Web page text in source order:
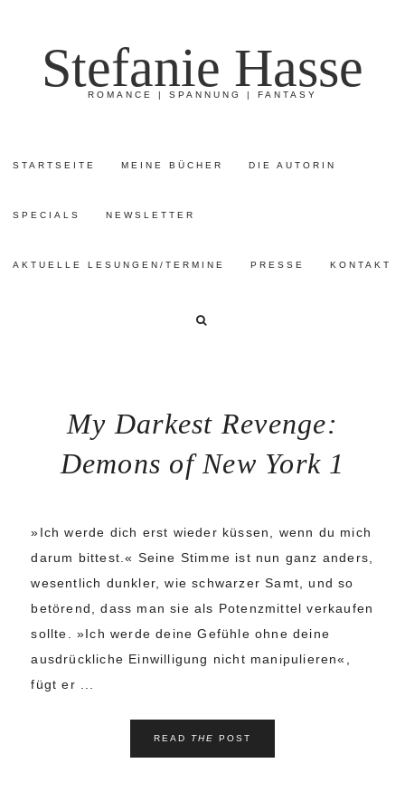
Stefanie Hasse
ROMANCE | SPANNUNG | FANTASY
STARTSEITE MEINE BÜCHER DIE AUTORIN
SPECIALS NEWSLETTER
AKTUELLE LESUNGEN/TERMINE PRESSE KONTAKT
My Darkest Revenge:
Demons of New York 1
»Ich werde dich erst wieder küssen, wenn du mich
darum bittest.« Seine Stimme ist nun ganz anders,
wesentlich dunkler, wie schwarzer Samt, und so
betörend, dass man sie als Potenzmittel verkaufen
sollte. »Ich werde deine Gefühle ohne deine
ausdrückliche Einwilligung nicht manipulieren«,
fügt er ...
READ THE POST